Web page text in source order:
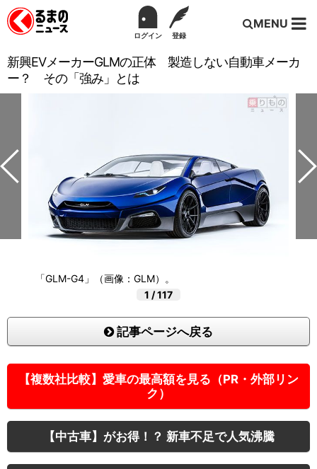
ログイン 登録
MENU
新興EVメーカーGLMの正体 製造しない自動車メーカ
ー？ その「強み」とは
「GLM-G4」（画像：GLM）。
1 /117
記事ページへ戻る
【複数社比較】愛車の最高額を見る（PR・外部リン
ク）
【中古車】がお得！？ 新車不足で人気沸騰